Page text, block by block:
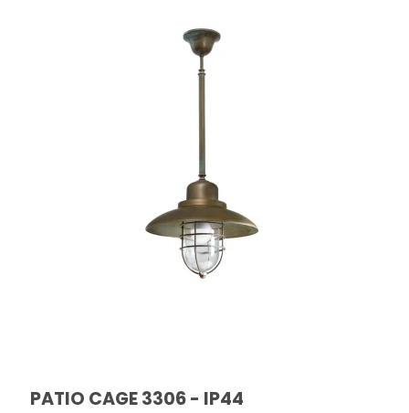
PATIO CAGE 3306 - IP44